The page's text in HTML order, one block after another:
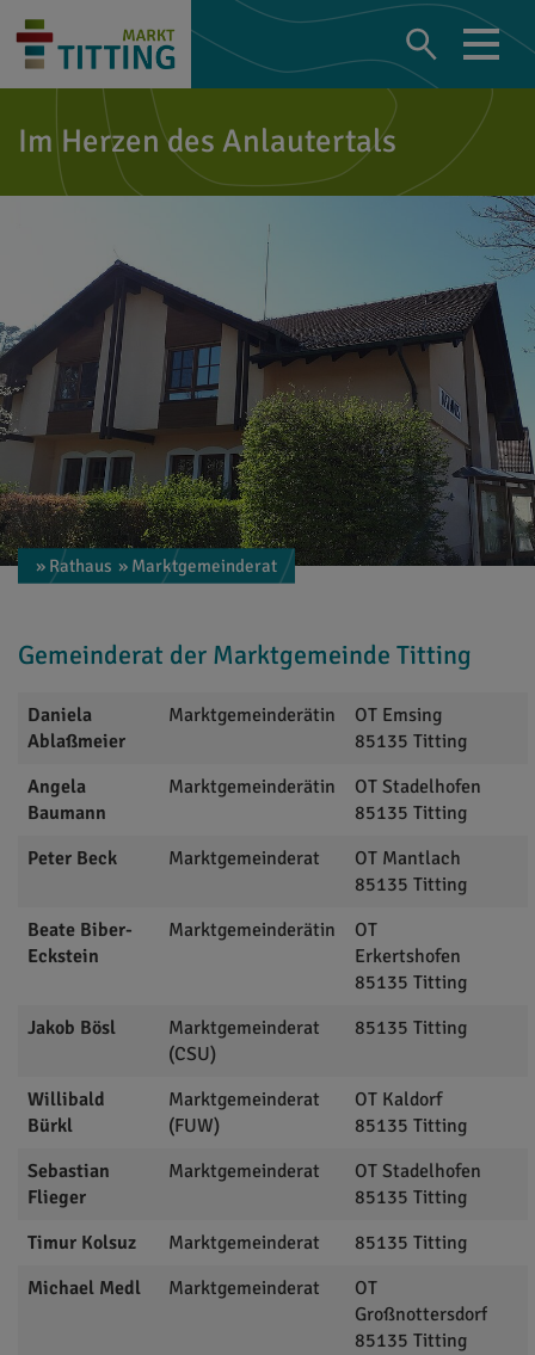
Im Herzen des Anlautertals
» Rathaus » Marktgemeinderat
Gemeinderat der Marktgemeinde Titting
Daniela
Ablaßmeier
Marktgemeinderätin
OT Emsing
85135 Titting
Angela
Baumann
Marktgemeinderätin
OT Stadelhofen
85135 Titting
Peter Beck Marktgemeinderat
OT Mantlach
85135 Titting
Beate Biber-
Eckstein
Marktgemeinderätin
OT
Erkertshofen
85135 Titting
Jakob Bösl
Marktgemeinderat
(CSU)
85135 Titting
Willibald
Bürkl
Marktgemeinderat
(FUW)
OT Kaldorf
85135 Titting
Sebastian
Flieger
Marktgemeinderat
OT Stadelhofen
85135 Titting
Timur Kolsuz Marktgemeinderat 85135 Titting
Michael Medl Marktgemeinderat
OT
Großnottersdorf
85135 Titting